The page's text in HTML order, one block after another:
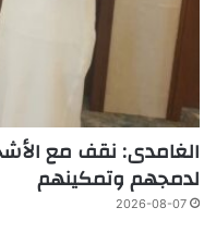
الغامدى: نقف مع
لدمجهم وتمكينهم
2026-08-07